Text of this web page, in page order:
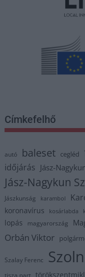
Címkefelhő
autó baleset cegléd
időjárás Jász-
Jász-Nagykun
Jászkunság karambol
koronavírus kosárlabda
lopás magyarország
Orbán Viktor
Szalay Ferenc